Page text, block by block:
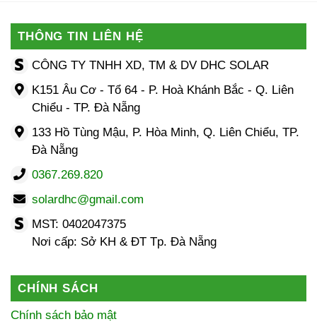
THÔNG TIN LIÊN HỆ
CÔNG TY TNHH XD, TM & DV DHC SOLAR
K151 Âu Cơ - Tổ 64 - P. Hoà Khánh Bắc - Q. Liên
Chiểu - TP. Đà Nẵng
133 Hồ Tùng Mậu, P. Hòa Minh, Q. Liên Chiểu, TP.
Đà Nẵng
0367.269.820
solardhc@gmail.com
MST: 0402047375
Nơi cấp: Sở KH & ĐT Tp. Đà Nẵng
CHÍNH SÁCH
Chính sách bảo mật